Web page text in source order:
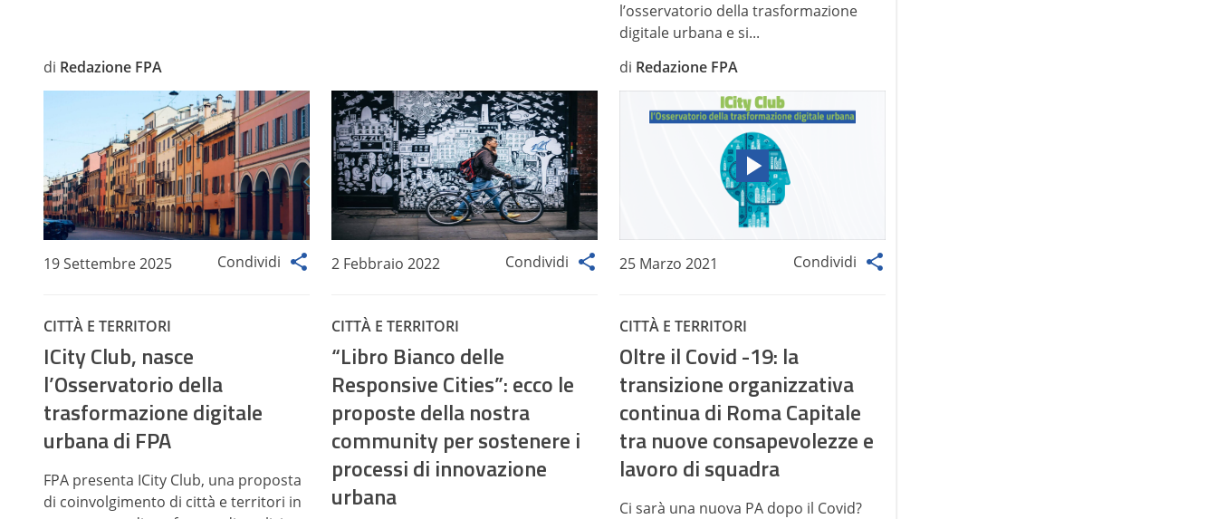
di Redazione FPA
19 Settembre 2025 Condividi 2 Febbraio 2022 Condividi
l’osservatorio della trasformazione
digitale urbana e si...
di Redazione FPA
25 Marzo 2021 Condividi
CITTÀ E TERRITORI
ICity Club, nasce
l’Osservatorio della
trasformazione digitale
urbana di FPA
FPA presenta ICity Club, una proposta
di coinvolgimento di città e territori in
CITTÀ E TERRITORI
“Libro Bianco delle
Responsive Cities”: ecco le
proposte della nostra
community per sostenere i
processi di innovazione
urbana
CITTÀ E TERRITORI
Oltre il Covid -19: la
transizione organizzativa
continua di Roma Capitale
tra nuove consapevolezze e
lavoro di squadra
Ci sarà una nuova PA dopo il Covid?